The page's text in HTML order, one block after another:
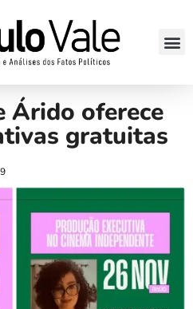
Árido oferece
gratuitas